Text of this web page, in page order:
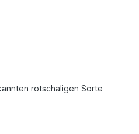
rotschaligen Sorte